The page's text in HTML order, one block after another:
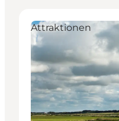
Attraktionen